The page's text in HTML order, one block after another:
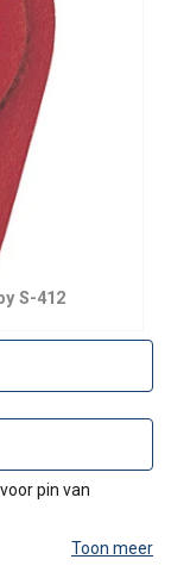
S-412
pin van
Toon meer